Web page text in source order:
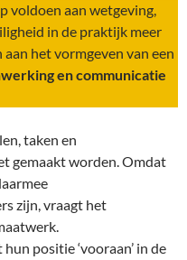
voldoen aan wetgeving,
in de praktijk meer
het vormgeven van een
en communicatie
taken en
gemaakt worden. Omdat
zijn, vraagt het
positie ‘vooraan’ in de